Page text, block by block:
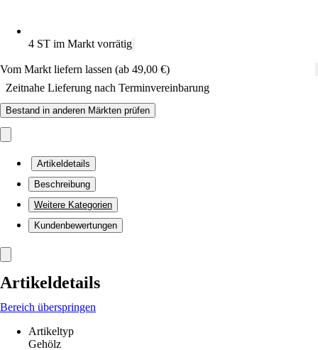
4 ST im Markt vorrätig
Vom Markt liefern lassen (ab 49,00 €)
Zeitnahe Lieferung nach Terminvereinbarung
Bestand in anderen Märkten prüfen
Artikeldetails
Beschreibung
Weitere Kategorien
Kundenbewertungen
Artikeldetails
Bereich überspringen
Artikeltyp
Gehölz